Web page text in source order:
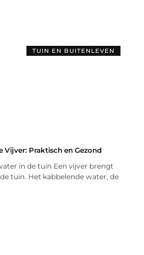
TUIN EN BUITENLEVEN
Praktisch en Gezond
in de tuin Een vijver brengt
tuin. Het kabbelende water, de